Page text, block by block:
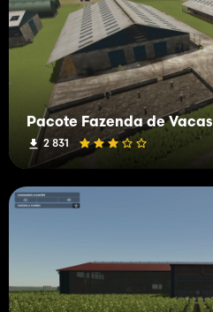
Pacote Fazenda de Vacas
2 831